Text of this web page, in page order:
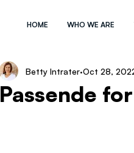
HOME WHO WE ARE
Passende
Betty Intrater Oct 28,